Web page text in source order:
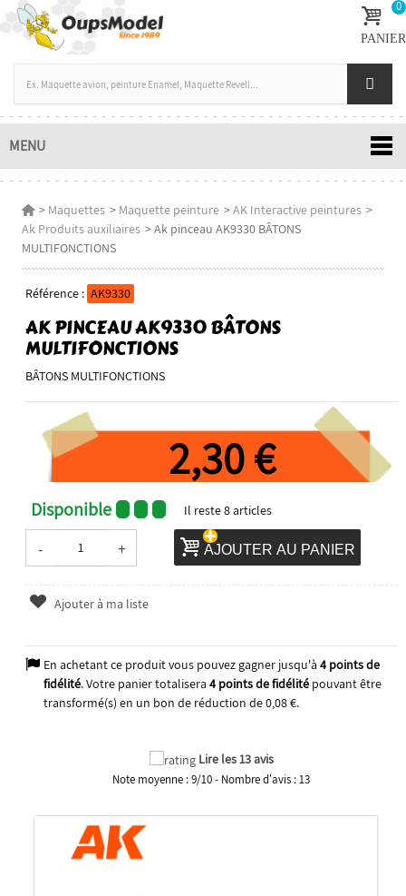
0
PANIER
MENU
> Maquettes > Maquette peinture >AK Interactive peintures >
Ak Produits auxiliaires >Ak pinceau AK9330 BÂTONS
MULTIFONCTIONS
Référence : AK9330
AK PINCEAU AK9330 BÂTONS
MULTIFONCTIONS
BÂTONS MULTIFONCTIONS
2,30 €
Disponible Il reste8articles
- + AJOUTER AU PANIER
Ajouter à ma liste
En achetant ce produit vous pouvez gagner jusqu'à 4points de
fidélité. Votre panier totalisera 4points de fidélitépouvant être
transformé(s) en un bon de réduction de0,08 €.
Lire les 13 avis
Note moyenne :9/10- Nombre d'avis :13